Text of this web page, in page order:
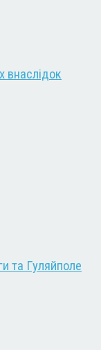
внаслідок
та Гуляйполе